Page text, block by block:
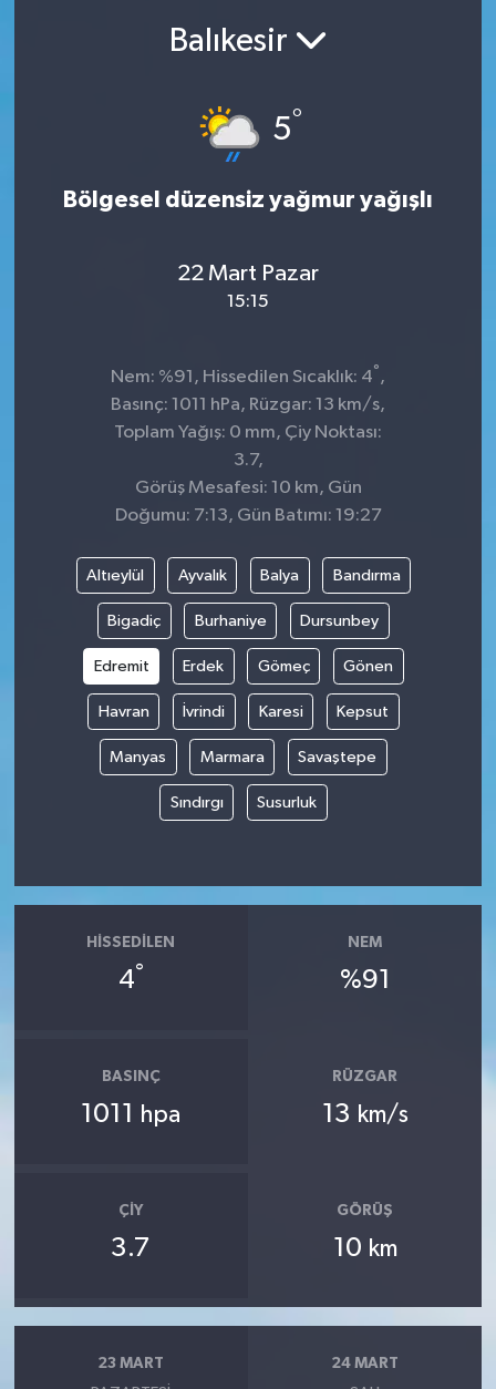
Balıkesir
5°
Bölgesel düzensiz yağmur yağışlı
22 Mart Pazar
15:15
Nem: %91, Hissedilen Sıcaklık: 4° ,
Basınç: 1011 hPa, Rüzgar: 13 km/s,
Toplam Yağış: 0 mm, Çiy Noktası:
3.7,
Görüş Mesafesi: 10 km, Gün
Doğumu: 7:13, Gün Batımı: 19:27
Altıeylül Ayvalık Balya Bandırma
Bigadiç Burhaniye Dursunbey
Edremit Erdek Gömeç Gönen
Havran İvrindi Karesi Kepsut
Manyas Marmara Savaştepe
Sındırgı Susurluk
HISSEDILEN
4°
NEM
%91
BASINÇ
1011 hpa
RÜZGAR
13 km/s
ÇIY
3.7
GÖRÜŞ
10 km
23 MART 24 MART
Yaşam